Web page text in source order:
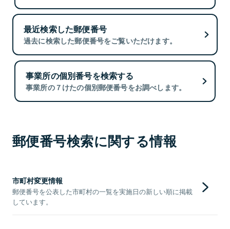
最近検索した郵便番号
過去に検索した郵便番号をご覧いただけます。
事業所の個別番号を検索する
事業所の７けたの個別郵便番号をお調べします。
郵便番号検索に関する情報
市町村変更情報
郵便番号を公表した市町村の一覧を実施日の新しい順に掲載
しています。